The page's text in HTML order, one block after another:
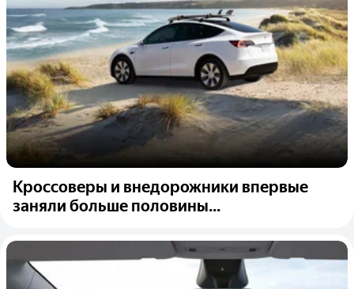
Кроссоверы и внедорожники впервые
заняли больше половины...